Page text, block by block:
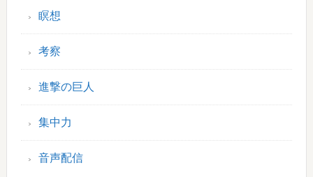
瞑想
考察
進撃の巨人
集中力
音声配信